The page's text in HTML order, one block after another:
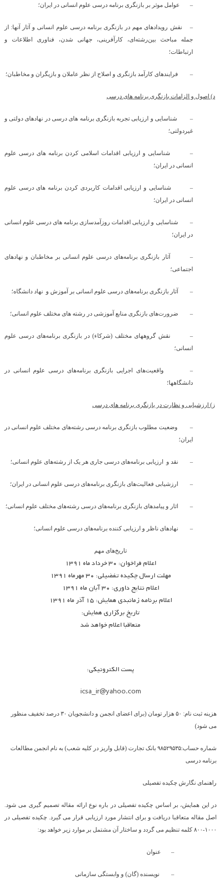
– عوامل موثر بر بازنگری برنامه درسی علوم انسانی در ایران؛
–نقش رویدادهای مهم در بازنگری برنامه درسی علوم انسانی و آثار آنها: از
جمله مباحث بین‌رشته‌ای، کارآفرینی، جهانی شدن، فناوری اطلاعات و
ارتباطات؛
– فرایندهای کارآمد بازنگری و اصلاح از نظر عاملان و بازیگران و مخاطبان؛
د) اصول و الزامات بازنگری برنامه های درسی
– شناسایی و ارزیابی تجربه بازنگری برنامه های درسی در نهادهای دولتی و
غیردولتی؛
– شناسایی و ارزیابی اقدامات اسلامی کردن برنامه های درسی علوم
انسانی در ایران؛
– شناسایی و ارزیابی اقدامات کاربردی کردن برنامه های درسی علوم
انسانی در ایران؛
– شناسایی و ارزیابی اقدامات روزآمدسازی برنامه های درسی علوم انسانی
در ایران؛
–آثار بازنگری برنامه‌های درسی علوم انسانی بر مخاطبان و نهادهای
اجتماعی؛
– آثار بازنگری برنامه‌های درسی علوم انسانی بر آموزش و نهاد دانشگاه؛
– ضرورت‌های بازنگری منابع آموزشی در رشته های مختلف علوم انسانی؛
– نقش گروههای مختلف (شرکاء) در بازنگری برنامه‌های درسی علوم
انسانی؛
– واقعیت‌های اجرایی بازنگری برنامه‌های درسی علوم انسانی در
دانشگاهها؛
ز) ارزشیابی و نظارت در بازنگری برنامه های درسی
– وضعیت مطلوب بازنگری برنامه درسی رشته‌های مختلف علوم انسانی در
ایران؛
– نقد و ارزیابی برنامه‌های درسی جاری هر یک از رشته‌های علوم انسانی؛
– ارزشیابی فعالیت‌های بازنگری برنامه‌های درسی علوم انسانی در ایران؛
– اثار و پیامدهای بازنگری برنامه‌های درسی رشته‌های مختلف علوم انسانی؛
– نهادهای ناظر و ارزیابی کننده برنامه‌های درسی علوم انسانی؛
تاریخ‌های مهم
اعلام فراخوان: ۳۰ خرداد ماه ۱۳۹۱
مهلت ارسال چکیده تفضیلی: ۳۰ مهرماه ۱۳۹۱
اعلام نتایج داوری: ۳۰ آبان ماه ۱۳۹۱
اعلام برنامه زمانبدی همایش: ۱۵ آذر ماه ۱۳۹۱
تاریخ برگزاری همایش:
متعاقبا اعلام خواهد شد
پست الکترونیکی:
icsa_ir@yahoo.com
هزینه ثبت نام
: ۵۰ هزار تومان (برای اعضای انجمن و دانشجویان ۳۰ درصد تخفیف منظور
می شود)
شماره حساب:
۹۸۵۲۹۵۳۵ بانک تجارت (قابل واریز در کلیه شعب) به نام انجمن مطالعات
برنامه درسی
راهنمای نگارش چکیده تفصیلی
در این همایش، بر اساس چکیده تفصیلی در باره نوع ارائه مقاله تصمیم گیری می شود.
اصل مقاله متعاقبا دریافت و برای انتشار مورد ارزیابی قرار می گیرد. چکیده تفصیلی در
۱۰۰۰-۸۰۰ کلمه تنظیم می گردد و ساختار آن مشتمل بر موارد زیر خواهد بود:
– عنوان
– نویسنده (گان) و وابستگی سازمانی